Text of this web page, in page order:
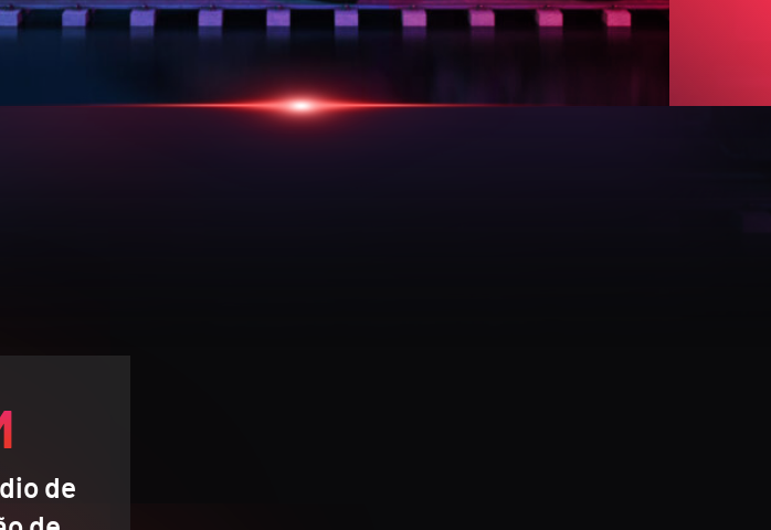
de